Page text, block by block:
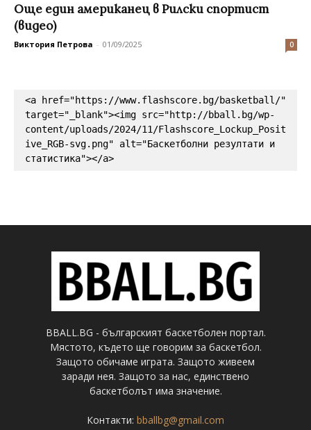
Още един американец в Рилски спортист
(видео)
Виктория Петрова - 01/09/2025 0
<a href="https://www.flashscore.bg/basketball/"
target="_blank"><img src="http://bball.bg/wp-
content/uploads/2024/11/Flashscore_Lockup_Posit
ive_RGB-svg.png" alt="Баскетболни резултати и
статистика"></a>
BBALL.BG - българският баскетболен портал.
Мястото, където ще говорим за баскетбол.
Защото обичаме играта. Защото живеем
заради нея. Защото за нас, единствено
баскетболът има значение.
Контакти: bballbg@gmail.com